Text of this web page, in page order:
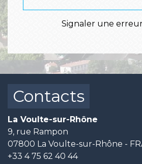
Signaler une
Contacts
La Voulte-sur-Rhône
9, rue Rampon
07800 La Voulte-sur-Rhône -
+33 4 75 62 40 44